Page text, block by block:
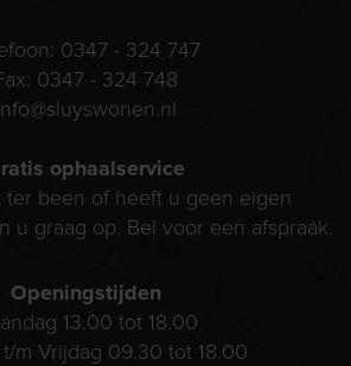
0347 - 324 747
0347 - 324 748
ophaalservice
ter been of heeft u geen eigen
u graag op. Bel voor een afspraak.
Openingstijden
13.00 tot 18.00
m Vrijdag 09.30 tot 18.00